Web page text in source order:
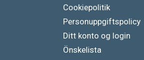
Cookiepolitik
Personuppgiftspolicy
Ditt konto og login
Önskelista